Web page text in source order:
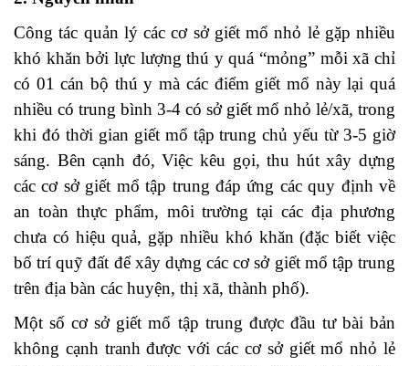
Công tác quản lý các cơ sở giết mổ nhỏ lẻ gặp nhiều
khó khăn bởi lực lượng thú y quá “mỏng” mỗi xã chỉ
có 01 cán bộ thú y mà các điểm giết mổ này lại quá
nhiều có trung bình 3-4 có sở giết mổ nhỏ lẻ/xã, trong
khi đó thời gian giết mổ tập trung chủ yếu từ 3-5 giờ
sáng. Bên cạnh đó,Việc kêu gọi, thu hút xây dựng
các cơ sở giết mổ tập trung đáp ứng các quy định về
an toàn thực phẩm, môi trường tại các địa phương
chưa có hiệu quả, gặp nhiều khó khăn (đặc biết việc
bố trí quỹ đất để xây dựng các cơ sở giết mổ tập trung
trên địa bàn các huyện, thị xã, thành phố).
Một số cơ sở giết mổ tập trung được đầu tư bài bản
không cạnh tranh được với các cơ sở giết mổ nhỏ lẻ